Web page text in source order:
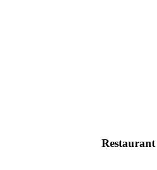
Restaurant